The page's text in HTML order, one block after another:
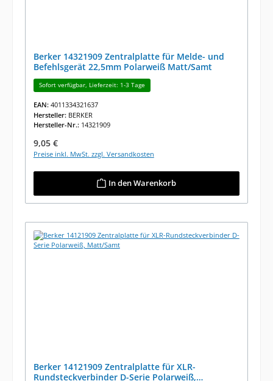
Berker 14321909 Zentralplatte für Melde- und
Befehlsgerät 22,5mm Polarweiß Matt/Samt
Sofort verfügbar, Lieferzeit: 1-3 Tage
EAN: 4011334321637
Hersteller: BERKER
Hersteller-Nr.: 14321909
Regulärer Preis:
9,05 €
Preise inkl. MwSt. zzgl. Versandkosten
In den Warenkorb
Berker 14121909 Zentralplatte für XLR-
Rundsteckverbinder D-Serie Polarweiß,